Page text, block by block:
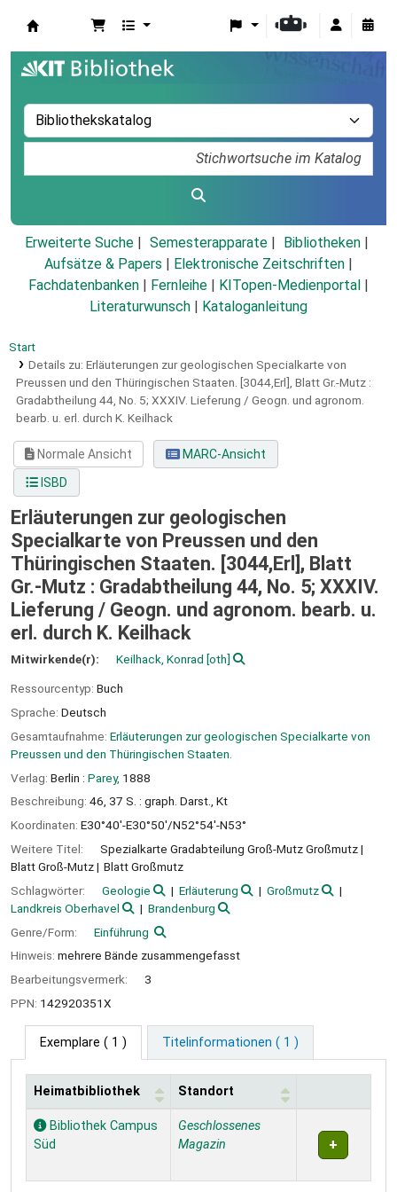
Erweiterte Suche Semesterapparate
Bibliotheken
Aufsätze & Papers
Elektronische Zeitschriften
Fachdatenbanken
Fernleihe KITopen-Medienportal
Literaturwunsch
Kataloganleitung
Start
Details zu: Erläuterungen zur geologischen Specialkarte von
Preussen und den Thüringischen Staaten. [3044,Erl], Blatt Gr.-Mutz :
Gradabtheilung 44, No. 5; XXXIV. Lieferung / Geogn. und agronom.
bearb. u. erl. durch K. Keilhack
Normale Ansicht
MARC-Ansicht
ISBD
Erläuterungen zur geologischen
Specialkarte von Preussen und den
Thüringischen Staaten. [3044,Erl], Blatt
Gr.-Mutz : Gradabtheilung 44, No. 5; XXXIV.
Lieferung / Geogn. und agronom. bearb. u.
erl. durch K. Keilhack
Mitwirkende(r): Keilhack, Konrad [oth]
Ressourcentyp: Buch
Sprache: Deutsch
Gesamtaufnahme: Erläuterungen zur geologischen Specialkarte von
Preussen und den Thüringischen Staaten.
Verlag: Berlin : Parey, 1888
Beschreibung: 46, 37 S. : graph. Darst., Kt
Koordinaten: E30°40'-E30°50'/N52°54'-N53°
Weitere Titel:
Spezialkarte Gradabteilung Groß-Mutz Großmutz
Blatt Groß-Mutz
Blatt Großmutz
Schlagwörter:
Geologie Erläuterung
Großmutz
Landkreis Oberhavel
Brandenburg
Genre/Form:
Einführung
Hinweis: mehrere Bände zusammengefasst
Bearbeitungsvermerk:
3
PPN: 142920351X
Exemplare ( 1 ) Titelinformationen ( 1 )
Exemplare
Heimatbibliothek Standort
Bibliothek Campus
Süd
Geschlossenes
Magazin